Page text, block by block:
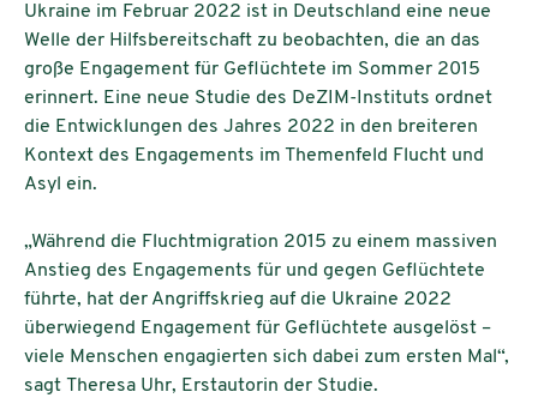
Ukraine im Februar 2022 ist in Deutschland eine neue
Welle der Hilfsbereitschaft zu beobachten, die an das
große Engagement für Geflüchtete im Sommer 2015
erinnert. Eine neue Studie des DeZIM-Instituts ordnet
die Entwicklungen des Jahres 2022 in den breiteren
Kontext des Engagements im Themenfeld Flucht und
Asyl ein.
„Während die Fluchtmigration 2015 zu einem massiven
Anstieg des Engagements für und gegen Geflüchtete
führte, hat der Angriffskrieg auf die Ukraine 2022
überwiegend Engagement für Geflüchtete ausgelöst –
viele Menschen engagierten sich dabei zum ersten Mal“,
sagt Theresa Uhr, Erstautorin der Studie.